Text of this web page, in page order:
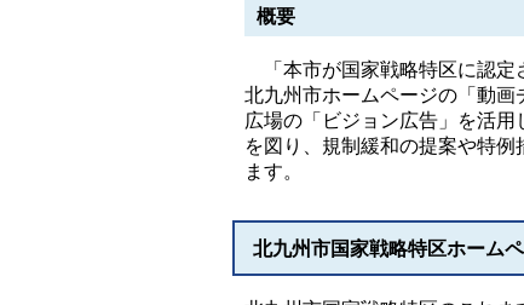
概要
「本市が国家戦略特区に認定
北九州市ホームページの「動
広場の「ビジョン広告」を活
を図り、規制緩和の提案や特
ます。
北九州市国家戦略特区ホーム